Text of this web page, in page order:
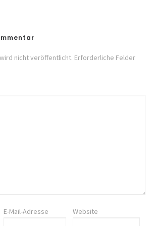
nicht veröffentlicht. Erforderliche Felder
E-Mail-Adresse Website